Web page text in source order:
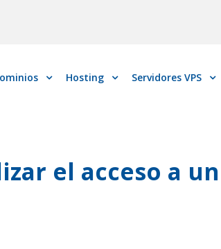
Hosting Servidores VPS
el acceso a un